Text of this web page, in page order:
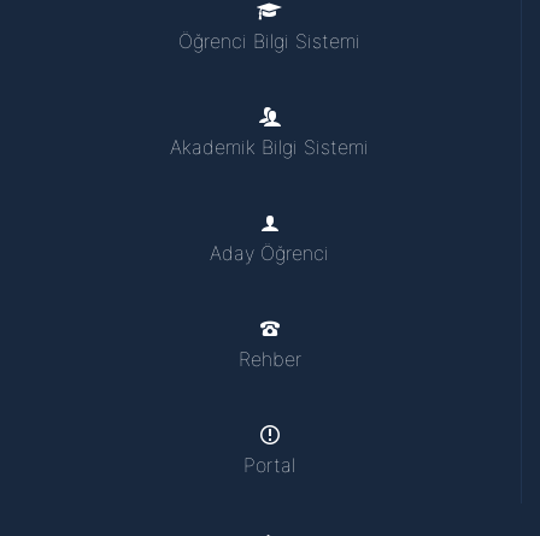
Öğrenci Bilgi Sistemi
Akademik Bilgi Sistemi
Aday Öğrenci
Rehber
Portal